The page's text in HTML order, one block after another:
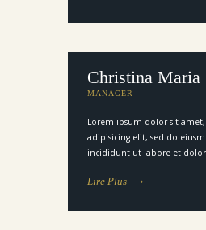
Christina Maria
MANAGER
Lorem ipsum dolor sit
adipisicing elit, sed do
incididunt ut labore et
Lire Plus